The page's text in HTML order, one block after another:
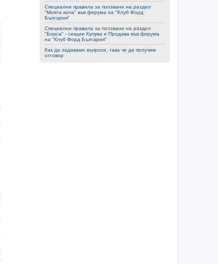
Специални правила за ползване на раздел
"Моята кола" във форумa на "Клуб Форд
България"
Специални правила за ползване на раздел
"Борса" - секции Купува и Продава във форумa
на "Клуб Форд България"
Как да задаваме въпроси, така че да получим
отговор